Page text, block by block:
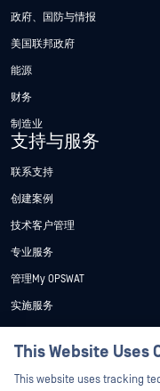
政府、国防与情报
美国联邦政府
能源
财务
制造业
支持与服务
联系支持
创建案例
技术客户管理
专业服务
管理My OPSWAT
实施服务
技术文档
培训
This Website Uses
This website uses tracking